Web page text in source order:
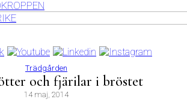
Trädgården
och fjärilar i bröstet
14 maj, 2014